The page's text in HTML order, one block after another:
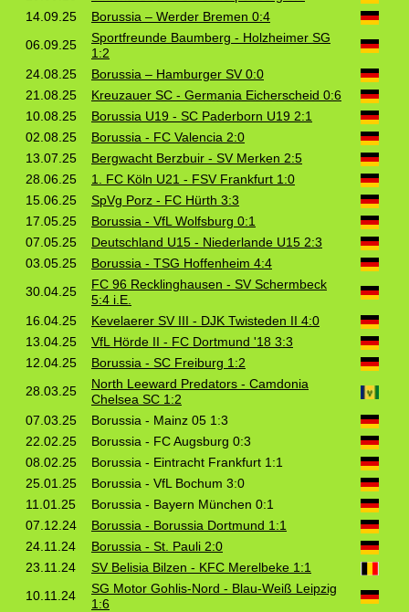
14.09.25
Borussia – Werder Bremen 0:4
06.09.25
Sportfreunde Baumberg - Holzheimer SG
1:2
24.08.25
Borussia – Hamburger SV 0:0
21.08.25
Kreuzauer SC - Germania Eicherscheid 0:6
10.08.25
Borussia U19 - SC Paderborn U19 2:1
02.08.25
Borussia - FC Valencia 2:0
13.07.25
Bergwacht Berzbuir - SV Merken 2:5
28.06.25
1. FC Köln U21 - FSV Frankfurt 1:0
15.06.25
SpVg Porz - FC Hürth 3:3
17.05.25
Borussia - VfL Wolfsburg 0:1
07.05.25
Deutschland U15 - Niederlande U15 2:3
03.05.25
Borussia - TSG Hoffenheim 4:4
30.04.25
FC 96 Recklinghausen - SV Schermbeck
5:4 i.E.
16.04.25
Kevelaerer SV III - DJK Twisteden II 4:0
13.04.25
VfL Hörde II - FC Dortmund '18 3:3
12.04.25
Borussia - SC Freiburg 1:2
28.03.25
North Leeward Predators - Camdonia
Chelsea SC 1:2
07.03.25
Borussia - Mainz 05 1:3
22.02.25
Borussia - FC Augsburg 0:3
08.02.25
Borussia - Eintracht Frankfurt 1:1
25.01.25
Borussia - VfL Bochum 3:0
11.01.25
Borussia - Bayern München 0:1
07.12.24
Borussia - Borussia Dortmund 1:1
24.11.24
Borussia - St. Pauli 2:0
23.11.24
SV Belisia Bilzen - KFC Merelbeke 1:1
10.11.24
SG Motor Gohlis-Nord - Blau-Weiß Leipzig
1:6